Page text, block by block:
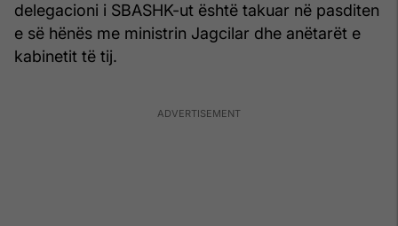
delegacioni i SBASHK-ut është takuar në pasditen
e së hënës me ministrin Jagcilar dhe anëtarët e
kabinetit të tij.